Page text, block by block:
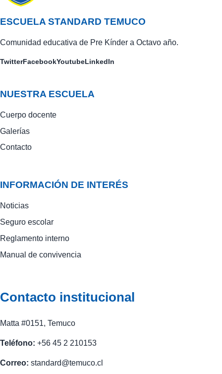
ESCUELA STANDARD TEMUCO
Comunidad educativa de Pre Kínder a Octavo año.
TwitterFacebookYoutube LinkedIn
NUESTRA ESCUELA
Cuerpo docente
Galerías
Contacto
INFORMACIÓN DE INTERÉS
Noticias
Seguro escolar
Reglamento interno
Manual de convivencia
Contacto institucional
Matta #0151, Temuco
Teléfono: +56 45 2 210153
Correo: standard@temuco.cl